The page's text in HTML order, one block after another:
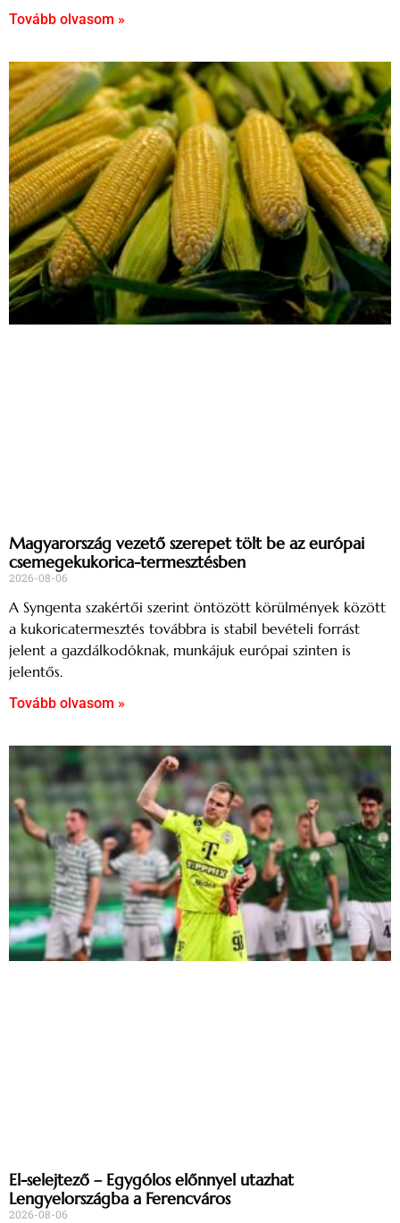
Tovább olvasom »
Magyarország vezető szerepet tölt be az európai
csemegekukorica-termesztésben
2026-08-06
A Syngenta szakértői szerint öntözött körülmények között
a kukoricatermesztés továbbra is stabil bevételi forrást
jelent a gazdálkodóknak, munkájuk európai szinten is
jelentős.
Tovább olvasom »
El-selejtező – Egygólos előnnyel utazhat
Lengyelországba a Ferencváros
2026-08-06